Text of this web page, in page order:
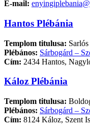
E-mail:
Hantos Plébánia
Templom titulusa:
Plébános: Sárbogárd –
Cím: 2434 Hantos,
Káloz Plébánia
Templom titulusa:
Plébános: Sárbogárd –
Cím: 8124 Káloz, Szent